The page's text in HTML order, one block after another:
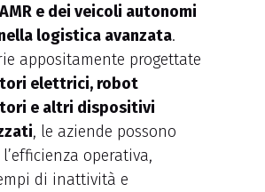
e dei veicoli autonomi
logistica avanzata.
appositamente progettate
elettrici, robot
e altri dispositivi
, le aziende possono
operativa,
di inattività e